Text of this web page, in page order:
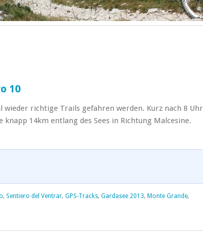
10
richtige Trails gefahren werden. Kurz nach 8 Uhr
14km entlang des Sees in Richtung Malcesine.
, Sentiero del Ventrar, GPS-Tracks, Gardasee 2013, Monte Grande,